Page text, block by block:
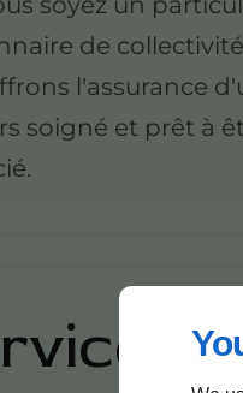
de
l'assurance
soigné et prêt à